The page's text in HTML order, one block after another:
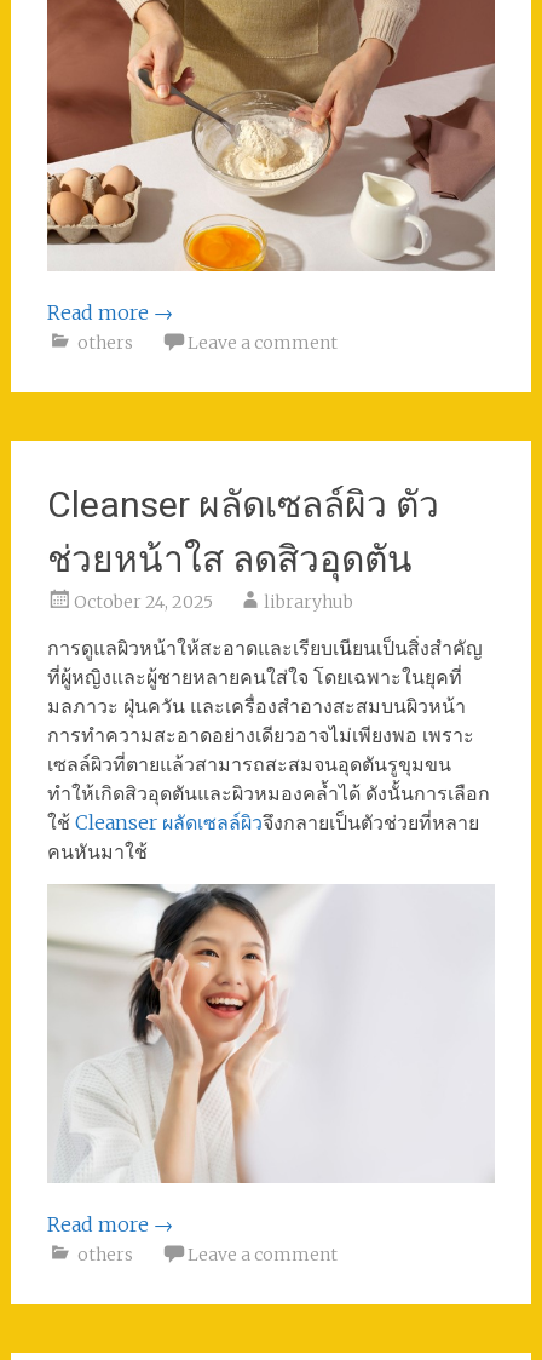
Read more →
others Leave a comment
Cleanser ผลัดเซลล์ผิว ตัว
ช่วยหน้าใส ลดสิวอุดตัน
October 24, 2025 libraryhub
การดูแลผิวหน้าให้สะอาดและเรียบเนียนเป็นสิ่งสำคัญ
ที่ผู้หญิงและผู้ชายหลายคนใส่ใจ โดยเฉพาะในยุคที่
มลภาวะ ฝุ่นควัน และเครื่องสำอางสะสมบนผิวหน้า
การทำความสะอาดอย่างเดียวอาจไม่เพียงพอ เพราะ
เซลล์ผิวที่ตายแล้วสามารถสะสมจนอุดตันรูขุมขน
ทำให้เกิดสิวอุดตันและผิวหมองคล้ำได้ ดังนั้นการเลือก
ใช้ Cleanser ผลัดเซลล์ผิวจึงกลายเป็นตัวช่วยที่หลาย
คนหันมาใช้
Read more →
others Leave a comment